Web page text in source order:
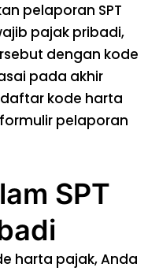
pelaporan SPT
pajak pribadi,
dengan kode
pada akhir
kode harta
pelaporan
SPT
harta pajak, Anda